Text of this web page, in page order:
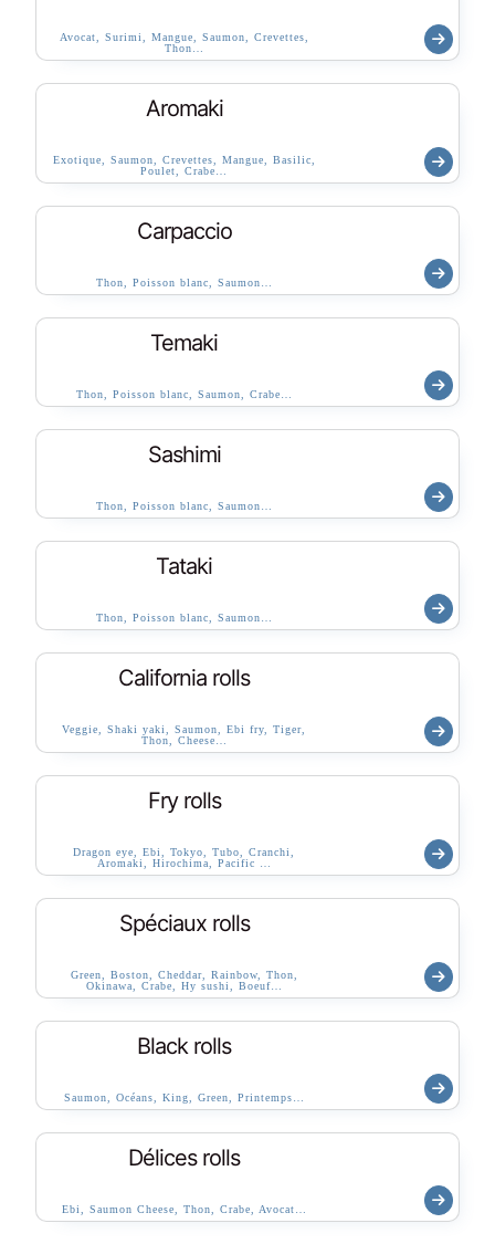
Avocat, Surimi, Mangue, Saumon, Crevettes,
Thon…
Aromaki
Exotique, Saumon, Crevettes, Mangue, Basilic,
Poulet, Crabe…
Carpaccio
Thon, Poisson blanc, Saumon…
Temaki
Thon, Poisson blanc, Saumon, Crabe…
Sashimi
Thon, Poisson blanc, Saumon…
Tataki
Thon, Poisson blanc, Saumon…
California rolls
Veggie, Shaki yaki, Saumon, Ebi fry, Tiger,
Thon, Cheese…
Fry rolls
Dragon eye, Ebi, Tokyo, Tubo, Cranchi,
Aromaki, Hirochima, Pacific …
Spéciaux rolls
Green, Boston, Cheddar, Rainbow, Thon,
Okinawa, Crabe, Hy sushi, Boeuf…
Black rolls
Saumon, Océans, King, Green, Printemps…
Délices rolls
Ebi, Saumon Cheese, Thon, Crabe, Avocat…